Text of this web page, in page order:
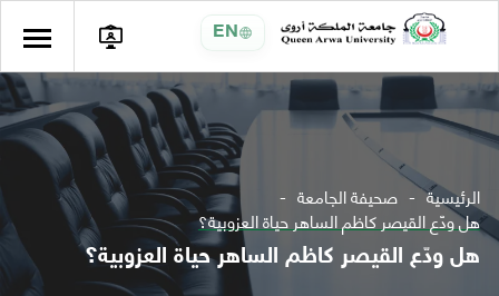
EN
الرئيسية صحيفة الجامعة
هل ودّع القيصر كاظم الساهر حياة العزوبية؟
هل ودّع القيصر كاظم الساهر حياة العزوبية؟